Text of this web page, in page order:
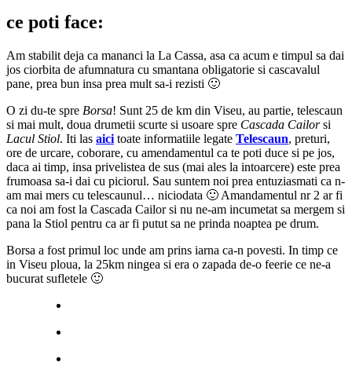
ce poti face:
Am stabilit deja ca mananci la La Cassa, asa ca acum e timpul sa dai
jos ciorbita de afumnatura cu smantana obligatorie si cascavalul
pane, prea bun insa prea mult sa-i rezisti 🙂
O zi du-te spre Borsa! Sunt 25 de km din Viseu, au partie, telescaun
si mai mult, doua drumetii scurte si usoare spre Cascada Cailorsi
Lacul Stiol. Iti las aici toate informatiile legate Telescaun, preturi,
ore de urcare, coborare, cu amendamentul ca te poti duce si pe jos,
daca ai timp, insa privelistea de sus (mai ales la intoarcere) este prea
frumoasa sa-i dai cu piciorul. Sau suntem noi prea entuziasmati ca n-
am mai mers cu telescaunul… niciodata 🙂 Amandamentul nr 2 ar fi
ca noi am fost la Cascada Cailor si nu ne-am incumetat sa mergem si
pana la Stiol pentru ca ar fi putut sa ne prinda noaptea pe drum.
Borsa a fost primul loc unde am prins iarna ca-n povesti. In timp ce
in Viseu ploua, la 25km ningea si era o zapada de-o feerie ce ne-a
bucurat sufletele 🙂